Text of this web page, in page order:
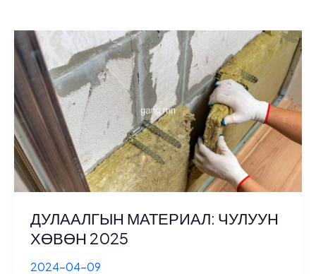
ДУЛААЛГЫН МАТЕРИАЛ: ЧУЛУУН
ХӨВӨН 2025
2024-04-09